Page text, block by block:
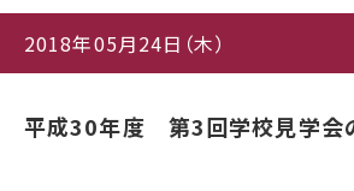
2018年05月24日（木）
平成30年度 第3回学校見学会